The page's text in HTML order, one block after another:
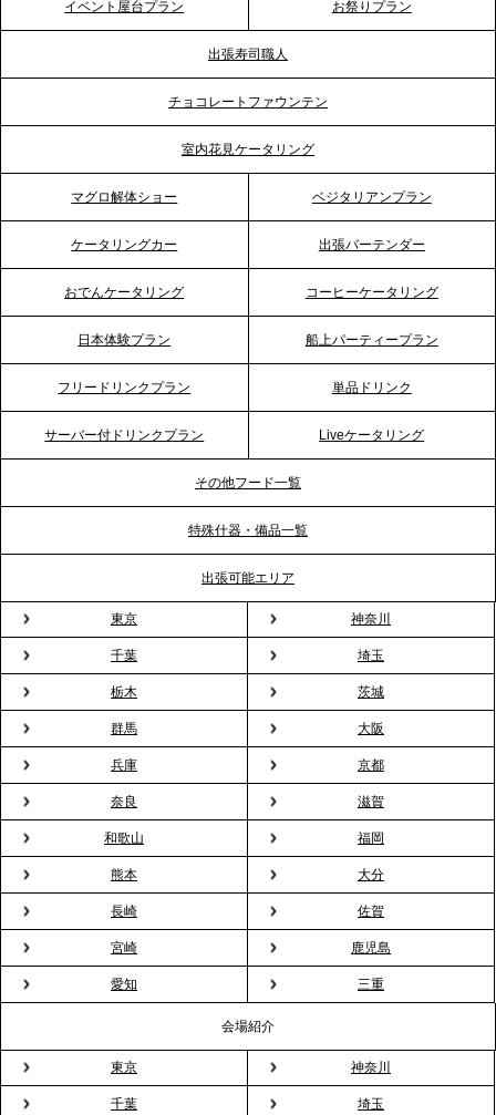
2026.5.12
プレスリリースのご案内｜ケータリングのセカンド
プレスリリースのご案内｜「温かな食」が会話のス
イッチに。新入社員研修で《食体験としてのケータ
テーブル、横浜事務所を新設。神奈川エリアのサー
ビス提供体制を強化し、質の高い「場づくり」をサ
TBS「Nスタ」で、2ndTable「1DISH」の花見オー
ドブルが紹介されました
2026.3.23
プレスリリースのご案内｜入社式の“そのまま懇親
会”が企業で広がる。 新入社員の交流を支える『オフ
ィスケータリング』という新しい活用法
2026.3.20
NHK「ニュースウオッチ9」で、2ndTable「室内花
2026.3.16
プレスリリースのご案内｜2026年、春の親睦は「花
粉レス」な室内花見。福利厚生としても注目され
る、快適で新しいお花見体験
2026.3.5
プレスリリースのご案内｜「室内お花見」の法人利
イベント屋台プラン お祭りプラン
出張寿司職人
チョコレートファウンテン
室内花見ケータリング
マグロ解体ショー ベジタリアンプラン
ケータリングカー 出張バーテンダー
おでんケータリング コーヒーケータリング
日本体験プラン 船上パーティープラン
フリードリンクプラン 単品ドリンク
サーバー付ドリンクプラン Liveケータリング
その他フード一覧
特殊什器・備品一覧
出張可能エリア
東京 神奈川
千葉 埼玉
栃木 茨城
群馬 大阪
兵庫 京都
奈良 滋賀
和歌山 福岡
熊本 大分
長崎 佐賀
宮崎 鹿児島
愛知 三重
会場紹介
東京 神奈川
千葉 埼玉